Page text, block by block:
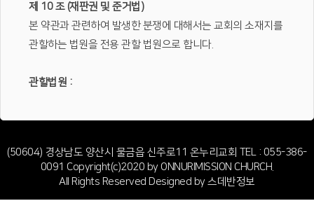
제 10 조 (재판권 및 준거법)
본 약관과 관련하여 발생한 분쟁에 대해서는 교회의 소재지를
관할하는 법원을 전용 관할 법원으로 합니다.
관할법원 :
(50604) 경상남도 양산시 물금읍 신주로11 온누리교회 TEL : 055-386-
0091 Copyright(c)2020 by ONNURIMISSION CHURCH.
All Rights Reserved Designed by스데반정보